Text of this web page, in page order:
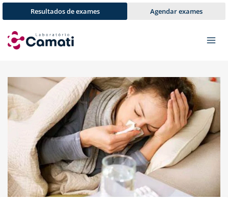
Pular
para
Conteúdo
Resultados de exames Agendar exames